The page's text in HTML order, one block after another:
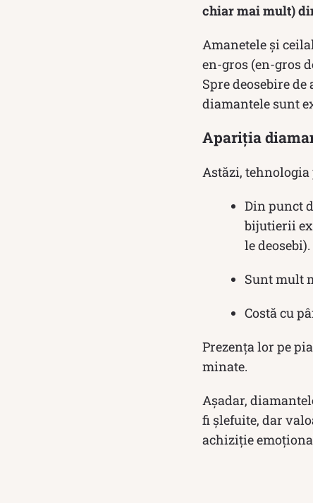
chiar mai mult)
Amanetele și
en-gros (en-gros
Spre deosebire
diamantele sunt
Apariția
Astăzi, tehnologia
Din punct
bijutierii
le deosebi).
Sunt mult
Costă cu
Prezența lor pe
minate.
Așadar,
fi șlefuite, dar
achiziție